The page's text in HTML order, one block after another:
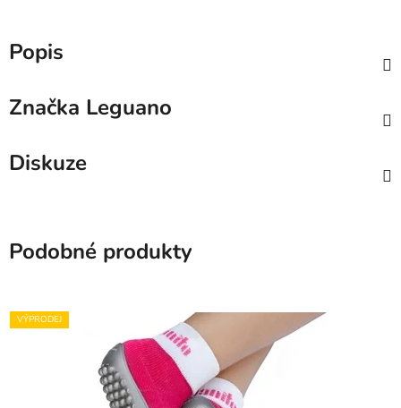
Popis
Značka Leguano
Diskuze
Podobné produkty
VÝPRODEJ